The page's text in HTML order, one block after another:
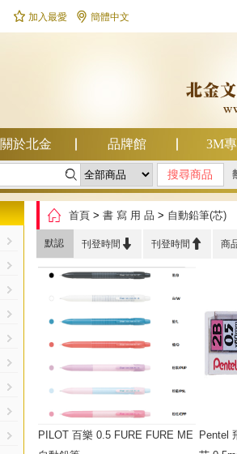
 加入最愛  簡體中文
關於北金 品牌館 3M

 首頁 > 書 寫 用 品 > 自動鉛筆(芯)
默認 刊登時間  刊登時間  商
PILOT 百樂 0.5 FURE FURE ME
Pentel